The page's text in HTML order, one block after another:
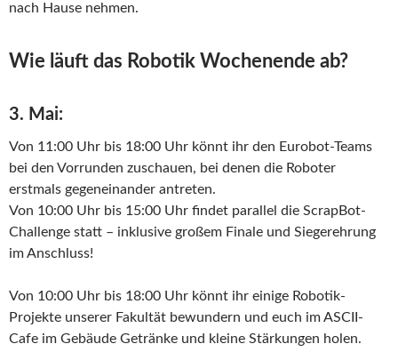
nach Hause nehmen.
Wie läuft das Robotik Wochenende ab?
3. Mai:
Von 11:00 Uhr bis 18:00 Uhr könnt ihr den Eurobot-Teams
bei den Vorrunden zuschauen, bei denen die Roboter
erstmals gegeneinander antreten.
Von 10:00 Uhr bis 15:00 Uhr findet parallel die ScrapBot-
Challenge statt – inklusive großem Finale und Siegerehrung
im Anschluss!
Von 10:00 Uhr bis 18:00 Uhr könnt ihr einige Robotik-
Projekte unserer Fakultät bewundern und euch im ASCII-
Cafe im Gebäude Getränke und kleine Stärkungen holen.